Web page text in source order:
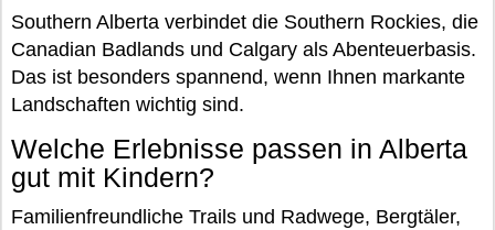
Southern Alberta verbindet die Southern Rockies, die
Canadian Badlands und Calgary als Abenteuerbasis.
Das ist besonders spannend, wenn Ihnen markante
Landschaften wichtig sind.
Welche Erlebnisse passen in Alberta
gut mit Kindern?
Familienfreundliche Trails und Radwege, Bergtäler,